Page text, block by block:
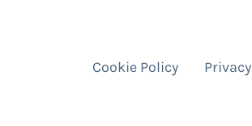
Cookie Policy Privacy